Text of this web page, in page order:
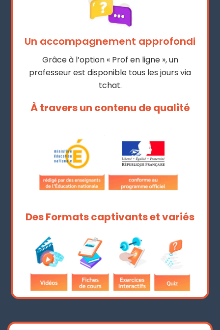
Un accompagnement approfondi
Grâce à l’option « Prof en ligne », un
professeur est disponible tous les jours via
tchat.
À travers un contenu de qualité
Des Formats captivants et variés